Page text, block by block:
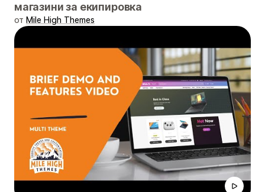
магазини за екипировка
от Mile High Themes